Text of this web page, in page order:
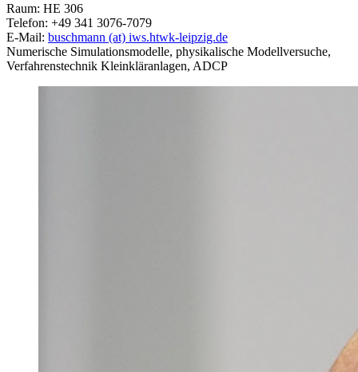
Raum: HE 306
Telefon: +49 341 3076-7079
E-Mail: buschmann (at) iws.htwk-leipzig.de
Numerische Simulationsmodelle, physikalische Modellversuche,
Verfahrenstechnik Kleinkläranlagen, ADCP